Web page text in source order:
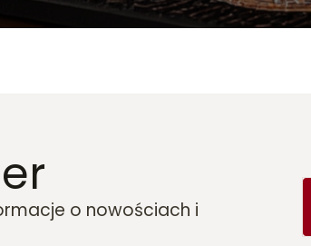
o nowościach i